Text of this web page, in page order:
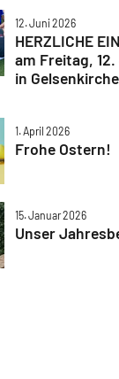
12. Juni 2026
HERZLICHE
am Freitag,
in
1. April 2026
Frohe Ostern!
15. Januar 2026
Unser